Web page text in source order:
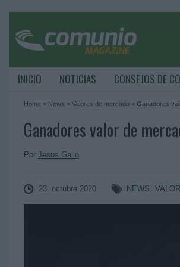
INICIO NOTICIAS CONSEJOS DE
Home » News » Valores de mercado » Ganadores
Ganadores valor de
Por Jesus Gallo
23. octubre 2020 NEWS,